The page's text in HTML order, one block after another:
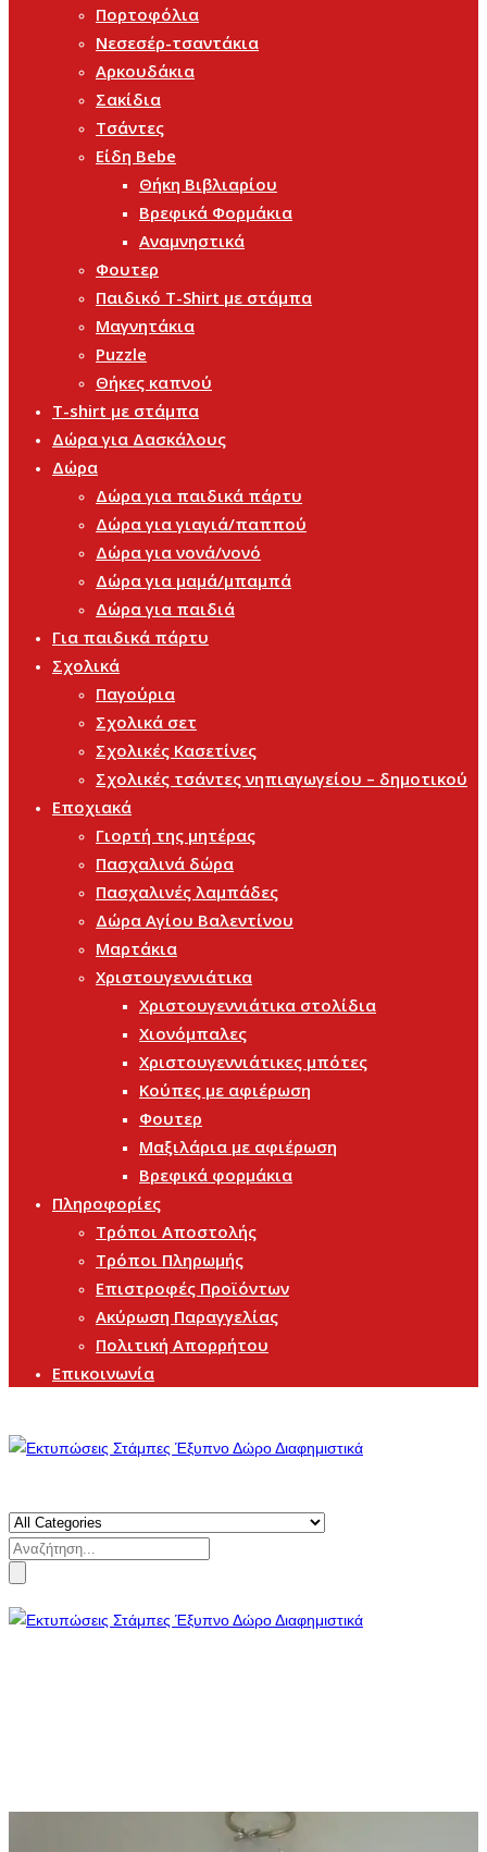
Πορτοφόλια
Νεσεσέρ-τσαντάκια
Αρκουδάκια
Σακίδια
Τσάντες
Είδη Bebe
Θήκη Βιβλιαρίου
Βρεφικά Φορμάκια
Αναμνηστικά
Φουτερ
Παιδικό T-Shirt με στάμπα
Μαγνητάκια
Puzzle
Θήκες καπνού
T-shirt με στάμπα
Δώρα για Δασκάλους
Δώρα
Δώρα για παιδικά πάρτυ
Δώρα για γιαγιά/παππού
Δώρα για νονά/νονό
Δώρα για μαμά/μπαμπά
Δώρα για παιδιά
Για παιδικά πάρτυ
Σχολικά
Παγούρια
Σχολικά σετ
Σχολικές Κασετίνες
Σχολικές τσάντες νηπιαγωγείου – δημοτικού
Εποχιακά
Γιορτή της μητέρας
Πασχαλινά δώρα
Πασχαλινές λαμπάδες
Δώρα Αγίου Βαλεντίνου
Μαρτάκια
Χριστουγεννιάτικα
Χριστουγεννιάτικα στολίδια
Χιονόμπαλες
Χριστουγεννιάτικες μπότες
Κούπες με αφιέρωση
Φουτερ
Μαξιλάρια με αφιέρωση
Βρεφικά φορμάκια
Πληροφορίες
Τρόποι Αποστολής
Τρόποι Πληρωμής
Επιστροφές Προϊόντων
Ακύρωση Παραγγελίας
Πολιτική Απορρήτου
Επικοινωνία
Search